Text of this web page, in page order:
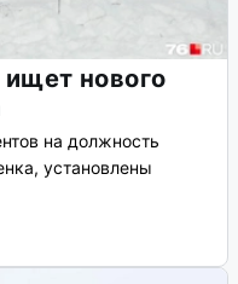
нового
на должность
установлены